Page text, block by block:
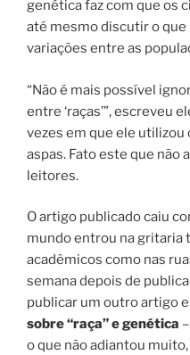
genética faz com que os
até mesmo discutir o que
variações entre as
“Não é mais possível
entre ‘raças’”, escreveu
vezes em que ele
aspas. Fato este que não
leitores.
O artigo publicado caiu
mundo entrou na gritaria
acadêmicos como nas
semana depois de
publicar um outro artigo
sobre “raça” e genética
o que não adiantou